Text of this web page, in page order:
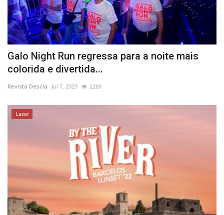
Galo Night Run regressa para a noite mais
colorida e divertida...
Revista Descla Jul 7, 2023 2269
Lazer